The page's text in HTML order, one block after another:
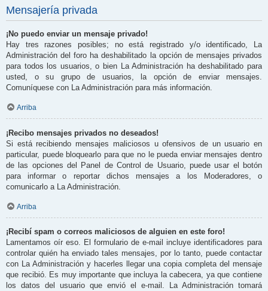
Mensajería privada
¡No puedo enviar un mensaje privado!
Hay tres razones posibles; no está registrado y/o identificado, La
Administración del foro ha deshabilitado la opción de mensajes privados
para todos los usuarios, o bien La Administración ha deshabilitado para
usted, o su grupo de usuarios, la opción de enviar mensajes.
Comuníquese con La Administración para más información.
Arriba
¡Recibo mensajes privados no deseados!
Si está recibiendo mensajes maliciosos u ofensivos de un usuario en
particular, puede bloquearlo para que no le pueda enviar mensajes dentro
de las opciones del Panel de Control de Usuario, puede usar el botón
para informar o reportar dichos mensajes a los Moderadores, o
comunicarlo a La Administración.
Arriba
¡Recibí spam o correos maliciosos de alguien en este foro!
Lamentamos oír eso. El formulario de e-mail incluye identificadores para
controlar quién ha enviado tales mensajes, por lo tanto, puede contactar
con La Administración y hacerles llegar una copia completa del mensaje
que recibió. Es muy importante que incluya la cabecera, ya que contiene
los datos del usuario que envió el e-mail. La Administración tomará